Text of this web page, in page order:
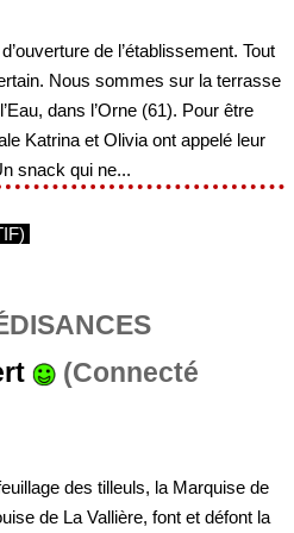
de l’établissement. Tout
Nous sommes sur la terrasse
dans l’Orne (61). Pour être
Katrina et Olivia ont appelé leur
snack qui ne...
(Connecté
des tilleuls, la Marquise de
de La Vallière, font et défont la